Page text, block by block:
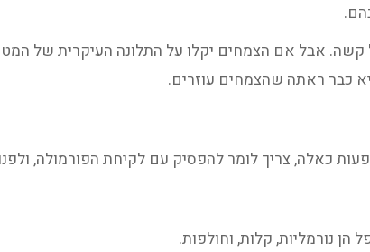
אבל אם הצמחים יקלו על התלונה העיקרית של
כבר ראתה שהצמחים עוזרים.
כאלה, צריך לומר להפסיק עם לקיחת הפורמולה,
הן נורמליות, קלות, וחולפות.